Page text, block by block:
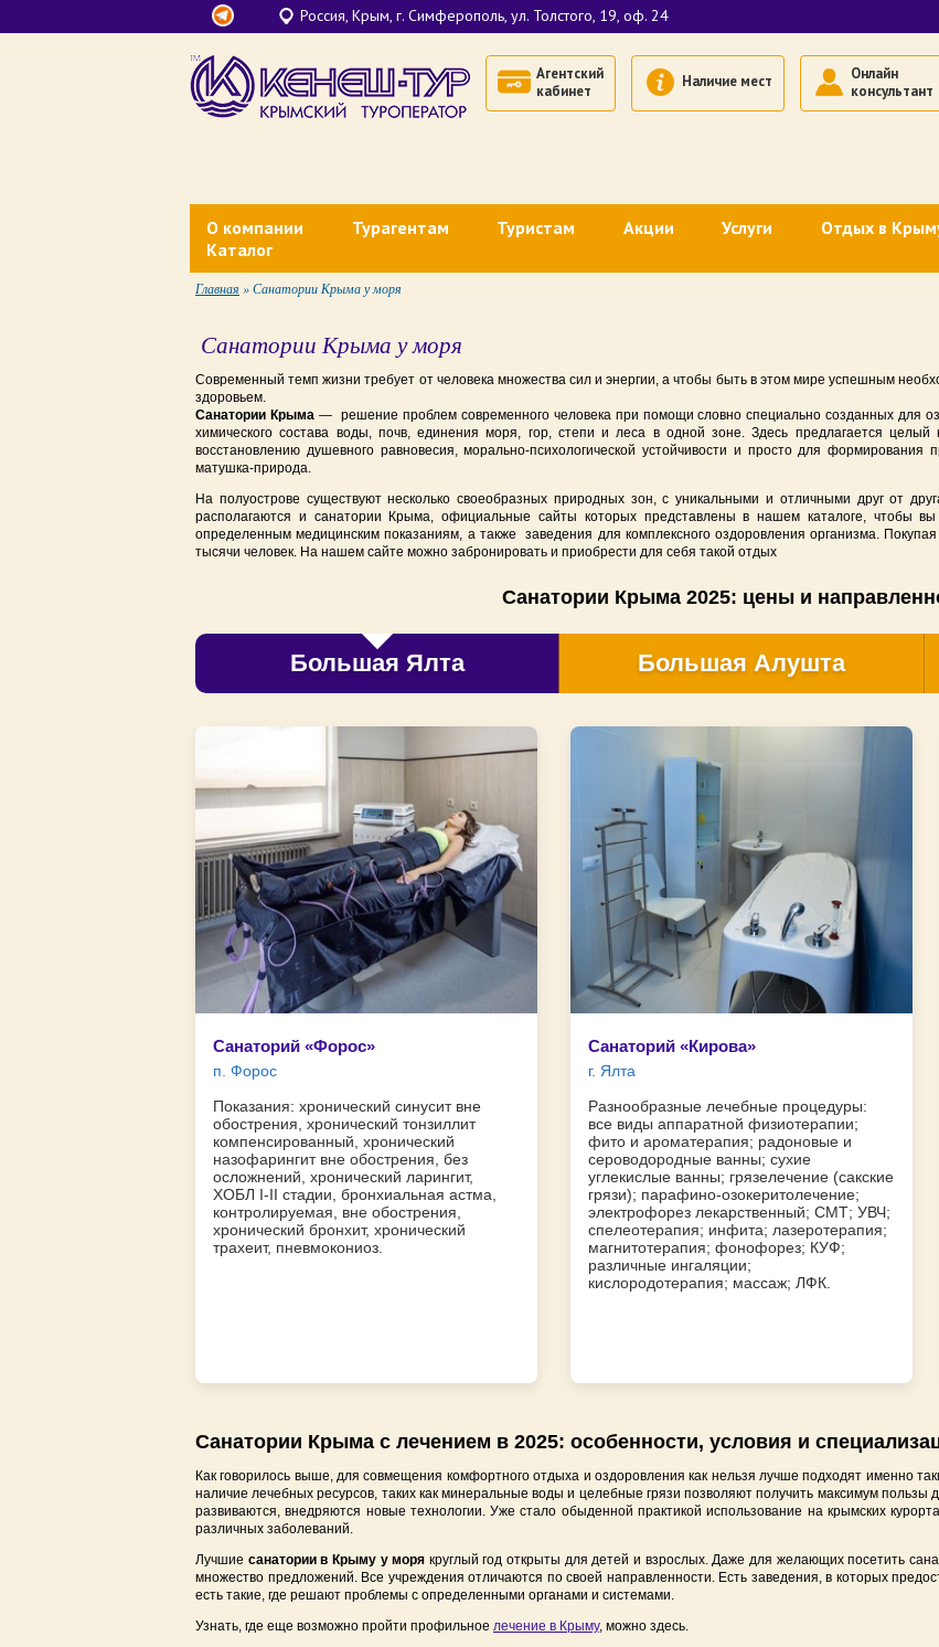
Россия, Крым, г. Симферополь, ул. Толстого, 19, оф. 24
Агентский
кабинет
Наличие мест
Онлайн
консультант
О компании
Контакты
Финансовые гарантии
Наши партнеры
Банковские реквизиты
Турагентам
Документы для турагентов
Личный кабинет
Туристам
Оплата картами платежной системы МИР (эквайринг)
В Крым на машине
Отзывы об отдыхе в Крыму
Акции Услуги
Транспортное обслуживание
Отдых в
Недорогой
Недорогой
СПА-отели Крыма
Восточный Крым
Отдых в Ялте
Отдых в
Отдых на
Отдых на
Каталог
Лечение в Крыму
Санатории Крыма у моря
Отели все включено в Крыму
Недорогой отдых в Крыму у моря
Отели в Крыму на первой линии
Отдых в Крыму с детьми на море
Отдых с животными в Крыму 2025
Главная »Санатории Крыма у моря
Санатории Крыма у моря
Современный темп жизни требует от человека множества сил и энергии, а чтобы быть в этом мире успешным
здоровьем.
Санатории Крыма— решение проблем современного человека при помощи словно специально созданных для
химического состава воды, почв, единения моря, гор, степи и леса в одной зоне. Здесь предлагается
восстановлению душевного равновесия, морально-психологической устойчивости и просто для формирования
матушка-природа.
На полуострове существуют несколько своеобразных природных зон, с уникальными и отличными друг от
располагаются и санатории Крыма,официальные сайты которых представлены в нашем каталоге, чтобы
определенным медицинским показаниям, а также заведения для комплексного оздоровления организма. Покупая
тысячи человек. На нашем сайте можно забронировать и приобрести для себя такой отдых
Санатории Крыма 2025: цены и
Большая Ялта Большая Алушта
Санаторий «Форос»
п. Форос
Показания: хронический синусит вне
обострения, хронический тонзиллит
компенсированный, хронический
назофарингит вне обострения, без
осложнений, хронический ларингит,
ХОБЛ I-II стадии, бронхиальная астма,
контролируемая, вне обострения,
хронический бронхит, хронический
трахеит, пневмокониоз.
Санаторий «Кирова»
г. Ялта
Разнообразные лечебные процедуры:
все виды аппаратной физиотерапии;
фито и ароматерапия; радоновые и
сероводородные ванны; сухие
углекислые ванны; грязелечение (сакские
грязи); парафино-озокеритолечение;
электрофорез лекарственный; СМТ; УВЧ;
спелеотерапия; инфита; лазеротерапия;
магнитотерапия; фонофорез; КУФ;
различные ингаляции;
кислородотерапия; массаж; ЛФК.
Санатории Крыма с лечением в 2025: особенности, условия и
Как говорилось выше, для совмещения комфортного отдыха и оздоровления как нельзя лучше подходят именно
наличие лечебных ресурсов, таких как минеральные воды и целебные грязи позволяют получить максимум пользы
развиваются, внедряются новые технологии. Уже стало обыденной практикой использование на крымских
различных заболеваний.
Лучшие санатории в Крыму у моря круглый год открыты для детей и взрослых. Даже для желающих посетить
множество предложений. Все учреждения отличаются по своей направленности. Есть заведения, в которых
есть такие, где решают проблемы с определенными органами и системами.
Узнать, где еще возможно пройти профильное лечение в Крыму, можно здесь.